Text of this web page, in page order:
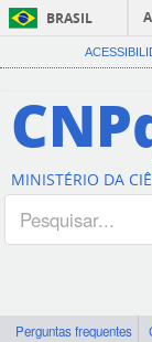
BRASIL
MINISTÉRIO DA
Perguntas frequentes